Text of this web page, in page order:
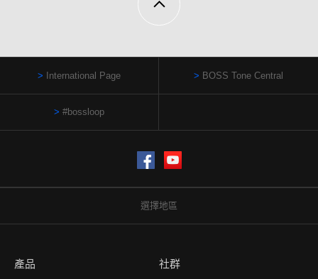
International Page BOSS Tone Central
#bossloop
FacebookYouTube
選擇地區
產品 社群